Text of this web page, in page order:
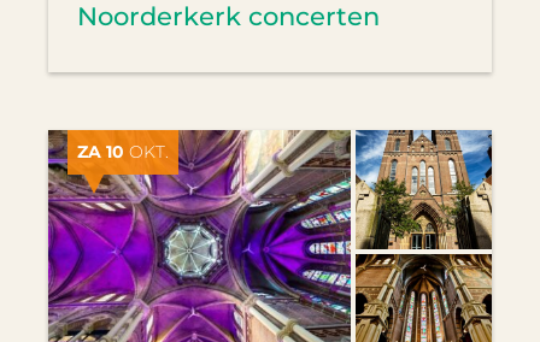
Noorderkerk concerten
ZA 10 OKT.